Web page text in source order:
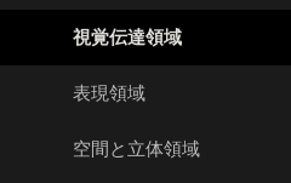
視覚伝達領域
表現領域
空間と立体領域